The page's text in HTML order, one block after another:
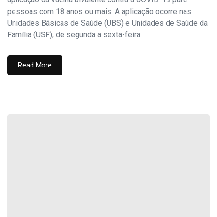
pessoas com 18 anos ou mais. A aplicação ocorre nas
Unidades Básicas de Saúde (UBS) e Unidades de Saúde da
Família (USF), de segunda a sexta-feira
Read More